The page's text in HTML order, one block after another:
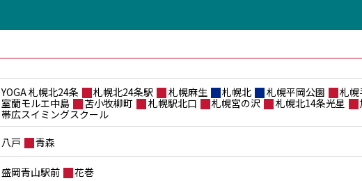
YOGA 札幌北24条 札幌北24条駅 札幌麻生 札幌北 札幌平岡公園 札幌
室蘭モルエ中島
苫小牧柳町 札幌駅北口 札幌宮の沢 札幌北14条光星
帯広スイミングスクール
八戸 青森
盛岡青山駅前 花巻